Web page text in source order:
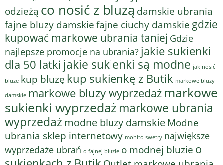
odzieżą co nosić z bluzą damskie ubrania
fajne bluzy damskiefajne ciuchy damskie gdzie
kupować markowe ubrania taniej Gdzie
najlepsze promocje na ubrania? jakie sukienki
dla 50 latki jakie sukienki są modne jak nosić
bluzę kup bluzę kup sukienkę z Butik markowe bluzy
damskie markowe bluzy wyprzedaż markowe
sukienki wyprzedaż markowe ubrania
wyprzedaż modne bluzy damskie Modne
ubrania sklep internetowy mohito swetry największe
wyprzedaże ubrań o fajnej bluzie o modnej bluzie o